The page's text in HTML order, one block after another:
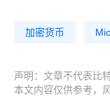
加密货币
声明：文章不代表比
本文内容仅供参考，